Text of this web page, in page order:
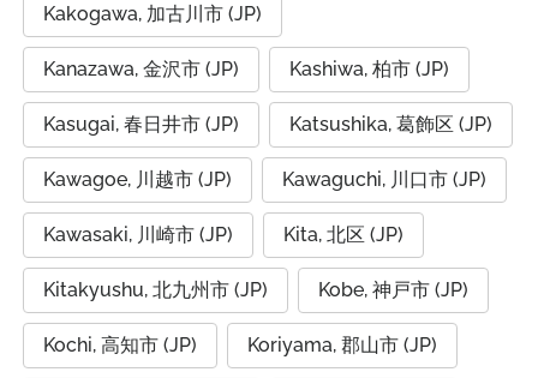
Kakogawa, 加古川市 (JP)
Kanazawa, 金沢市 (JP) Kashiwa, 柏市 (JP)
Kasugai, 春日井市 (JP) Katsushika, 葛飾区 (JP)
Kawagoe, 川越市 (JP) Kawaguchi, 川口市 (JP)
Kawasaki, 川崎市 (JP) Kita, 北区 (JP)
Kitakyushu, 北九州市 (JP) Kobe, 神戸市 (JP)
Kochi, 高知市 (JP) Koriyama, 郡山市 (JP)